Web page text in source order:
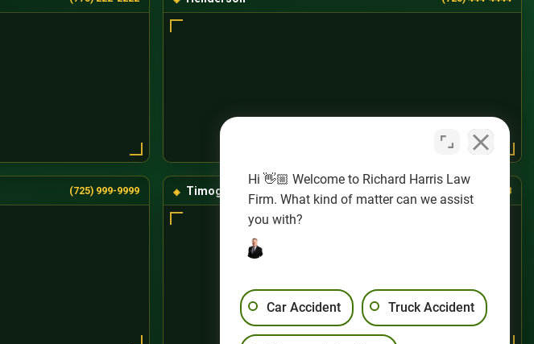
(725) 999-9999 Timog-Kanlurang Las Vegas (725) 888-8888
Hi 👋🏼 Welcome to Richard Harris Law
Firm. What kind of matter can we assist
you with?
Car Accident Truck Accident